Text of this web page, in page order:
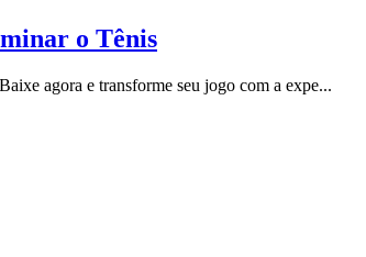
o Tênis
agora e transforme seu jogo com a expe...